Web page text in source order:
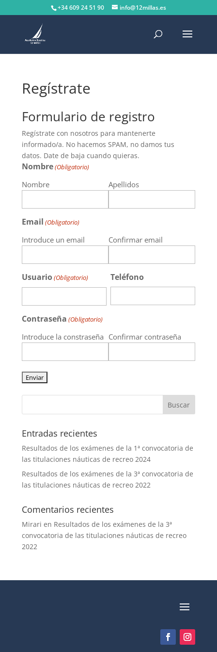
+34 609 24 51 90 info@12millas.es
Regístrate
Formulario de registro
Regístrate con nosotros para mantenerte
informado/a. No hacemos SPAM, no damos tus
datos. Date de baja cuando quieras.
Nombre(Obligatorio)
Nombre Apellidos
Email (Obligatorio)
Introduce un email Confirmar email
Usuario(Obligatorio) Teléfono
Contraseña (Obligatorio)
Introduce la constraseña Confirmar contraseña
Entradas recientes
Resultados de los exámenes de la 1ª convocatoria de
las titulaciones náuticas de recreo 2024
Resultados de los exámenes de la 3ª convocatoria de
las titulaciones náuticas de recreo 2022
Comentarios recientes
Mirari en Resultados de los exámenes de la 3ª
convocatoria de las titulaciones náuticas de recreo
2022